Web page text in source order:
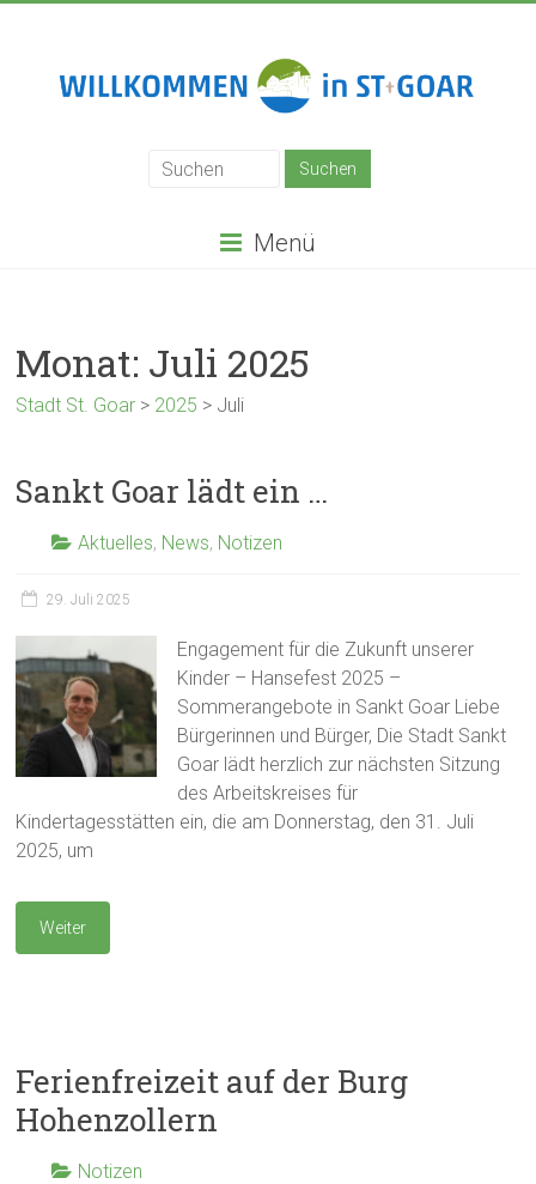
Menü
Monat: Juli 2025
Stadt St. Goar > 2025 > Juli
Sankt Goar lädt ein …
Aktuelles, News, Notizen
29. Juli 2025
Engagement für die Zukunft unserer
Kinder – Hansefest 2025 –
Sommerangebote in Sankt Goar Liebe
Bürgerinnen und Bürger, Die Stadt Sankt
Goar lädt herzlich zur nächsten Sitzung
des Arbeitskreises für
Kindertagesstätten ein, die am Donnerstag, den 31. Juli
2025, um
Weiter
Ferienfreizeit auf der Burg
Hohenzollern
Notizen